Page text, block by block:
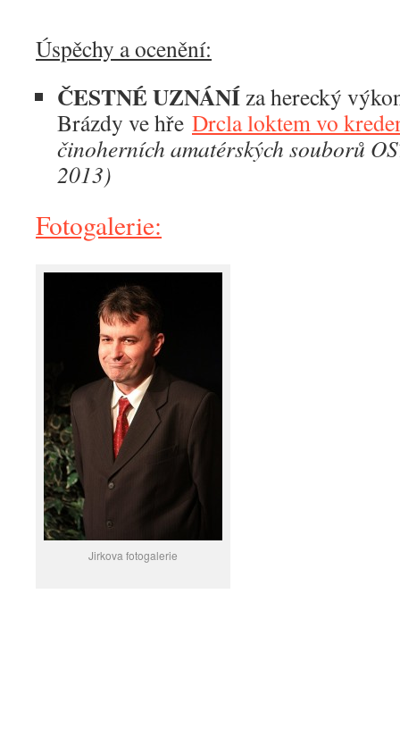
Úspěchy a ocenění:
ČESTNÉ UZNÁNÍza herecký
Brázdy ve hře Drcla loktem vo
činoherních amatérských souborů
2013)
Fotogalerie:
Jirkova fotogalerie